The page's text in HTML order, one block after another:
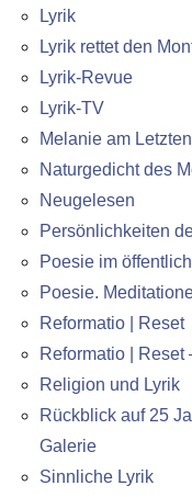
Lyrik
Lyrik rettet den
Lyrik-Revue
Lyrik-TV
Melanie am Letzten
Naturgedicht des
Neugelesen
Persönlichkeiten
Poesie im
Poesie.
Reformatio | Reset
Reformatio |
Religion und Lyrik
Rückblick auf 25
Galerie
Sinnliche Lyrik